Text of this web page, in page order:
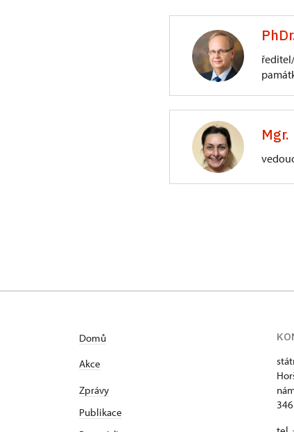
3/, Sychrov 3
Domů
Akce
Zprávy
Publikace